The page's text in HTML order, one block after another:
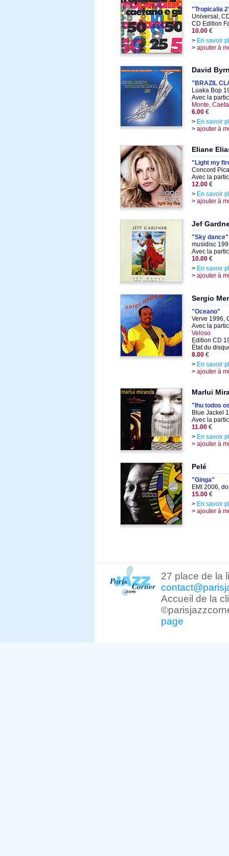
"Tropicalia
Universal,
CD Edition
10.00 €
> En savoir
> ajouter à
David
"BRAZIL
Luaka Bop
Avec la
Monte,
6.00 €
> En savoir
> ajouter à
Eliane
"Light my
Concord
Avec la
12.00 €
> En savoir
> ajouter à
Jef
"Sky dance"
musidisc
Avec la
10.00 €
> En savoir
> ajouter à
Sergio
"Oceano"
Verve 1996,
Avec la
Veloso
Edition CD
État du
8.00 €
> En savoir
> ajouter à
Marlui
"Ihu todos
Blue Jackel
Avec la
11.00 €
> En savoir
> ajouter à
Pelé
"Ginga"
EMI 2006,
15.00 €
> En savoir
> ajouter à
27 place de la
Accueil de la
page